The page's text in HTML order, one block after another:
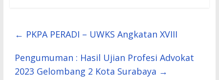
← PKPA PERADI – UWKS Angkatan XVIII
Pengumuman : Hasil Ujian Profesi Advokat
2023 Gelombang 2 Kota Surabaya →